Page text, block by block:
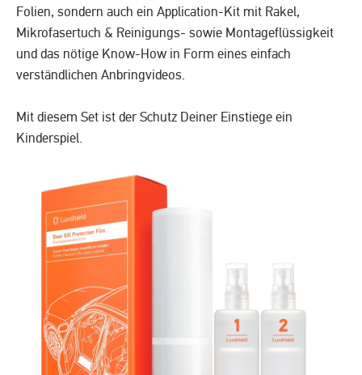
Folien, sondern auch ein Application-Kit mit Rakel,
Mikrofasertuch & Reinigungs- sowie Montageflüssigkeit
und das nötige Know-How in Form eines einfach
verständlichen Anbringvideos.
Mit diesem Set ist der Schutz Deiner Einstiege ein
Kinderspiel.